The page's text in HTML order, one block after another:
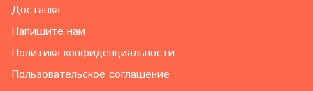
Доставка
Напишите нам
Политика конфиденциальности
Пользовательское соглашение